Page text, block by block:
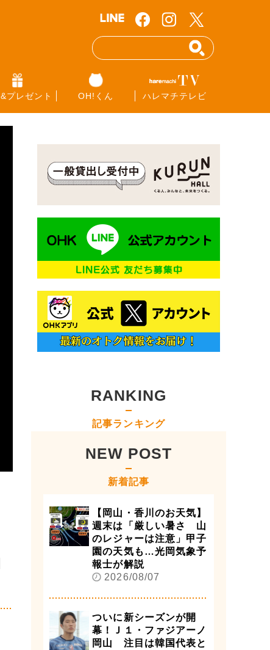
プレゼント OH!くん ハレマチテレビ
RANKING
記事ランキング
NEW POST
新着記事
【岡山・香川のお天気】
週末は「厳しい暑さ 山
のレジャーは注意」甲子
園の天気も…光岡気象予
報士が解説
2026/08/07
ついに新シーズンが開
幕！Ｊ１・ファジアーノ
岡山 注目は韓国代表と